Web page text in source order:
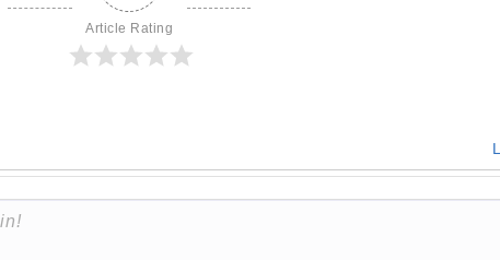
Article Rating